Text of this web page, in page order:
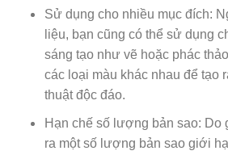
Sử dụng cho nhiều mục đích:
liệu, bạn cũng có thể sử dụng
sáng tạo như vẽ hoặc phác
các loại màu khác nhau để tạo
thuật độc đáo.
Hạn chế số lượng bản sao: Do
ra một số lượng bản sao giới